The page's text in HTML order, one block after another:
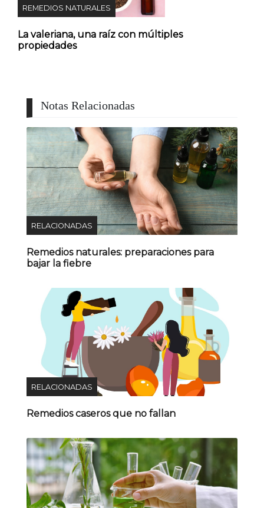
REMEDIOS NATURALES
La valeriana, una raíz con múltiples
propiedades
Notas Relacionadas
RELACIONADAS
Remedios naturales: preparaciones para
bajar la fiebre
RELACIONADAS
Remedios caseros que no fallan